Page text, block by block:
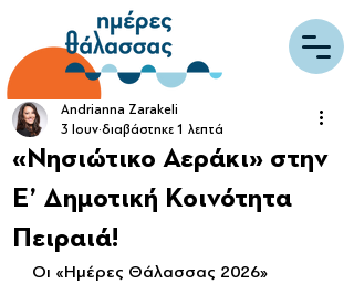
«Νησιώτικο Αεράκι» στην
Ε’ Δημοτική Κοινότητα
Πειραιά!
Andrianna Zarakeli
3 Ιουν διαβάστηκε 1 λεπτά
Οι «Ημέρες Θάλασσας 2026»